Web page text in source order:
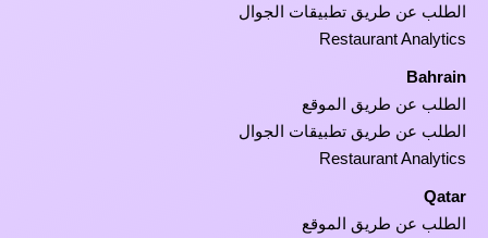
الطلب عن طريق تطبيقات الجوال
Restaurant Analytics
Bahrain
الطلب عن طريق الموقع
الطلب عن طريق تطبيقات الجوال
Restaurant Analytics
Qatar
الطلب عن طريق الموقع